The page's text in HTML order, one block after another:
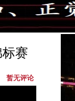
赛
暂无评论